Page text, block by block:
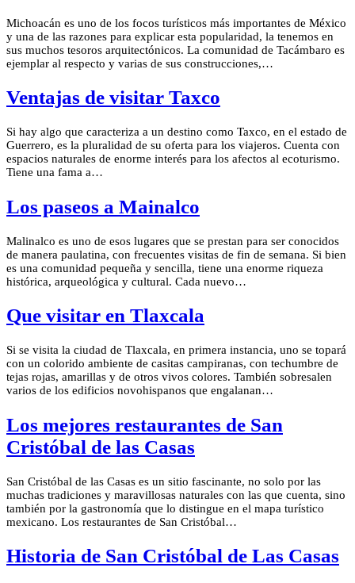
Michoacán es uno de los focos turísticos más importantes de México
y una de las razones para explicar esta popularidad, la tenemos en
sus muchos tesoros arquitectónicos. La comunidad de Tacámbaro es
ejemplar al respecto y varias de sus construcciones,…
Ventajas de visitar Taxco
Si hay algo que caracteriza a un destino como Taxco, en el estado de
Guerrero, es la pluralidad de su oferta para los viajeros. Cuenta con
espacios naturales de enorme interés para los afectos al ecoturismo.
Tiene una fama a…
Los paseos a Mainalco
Malinalco es uno de esos lugares que se prestan para ser conocidos
de manera paulatina, con frecuentes visitas de fin de semana. Si bien
es una comunidad pequeña y sencilla, tiene una enorme riqueza
histórica, arqueológica y cultural. Cada nuevo…
Que visitar en Tlaxcala
Si se visita la ciudad de Tlaxcala, en primera instancia, uno se topará
con un colorido ambiente de casitas campiranas, con techumbre de
tejas rojas, amarillas y de otros vivos colores. También sobresalen
varios de los edificios novohispanos que engalanan…
Los mejores restaurantes de San
Cristóbal de las Casas
San Cristóbal de las Casas es un sitio fascinante, no solo por las
muchas tradiciones y maravillosas naturales con las que cuenta, sino
también por la gastronomía que lo distingue en el mapa turístico
mexicano. Los restaurantes de San Cristóbal…
Historia de San Cristóbal de Las Casas